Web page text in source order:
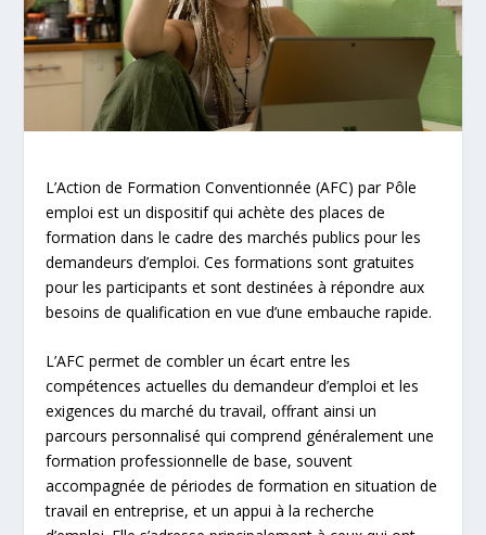
L’Action de Formation Conventionnée (AFC) par Pôle
emploi est un dispositif qui achète des places de
formation dans le cadre des marchés publics pour les
demandeurs d’emploi. Ces formations sont gratuites
pour les participants et sont destinées à répondre aux
besoins de qualification en vue d’une embauche rapide.
L’AFC permet de combler un écart entre les
compétences actuelles du demandeur d’emploi et les
exigences du marché du travail, offrant ainsi un
parcours personnalisé qui comprend généralement une
formation professionnelle de base, souvent
accompagnée de périodes de formation en situation de
travail en entreprise, et un appui à la recherche